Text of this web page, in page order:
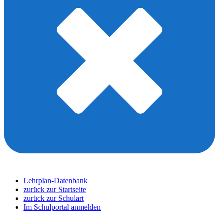
Lehrplan-Datenbank
zurück zur Startseite
zurück zur Schulart
Im Schulportal anmelden